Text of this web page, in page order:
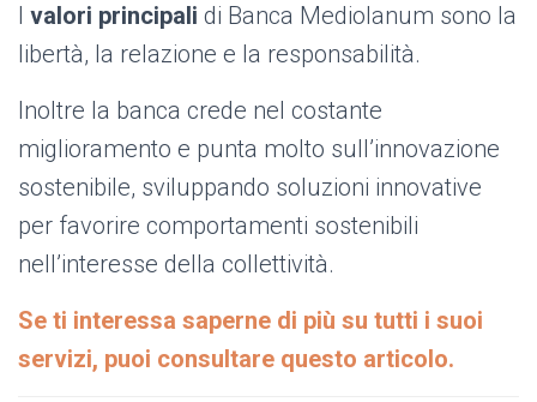
I valori principali di Banca Mediolanum sono la
libertà, la relazione e la responsabilità.
Inoltre la banca crede nel costante
miglioramento e punta molto sull’innovazione
sostenibile, sviluppando soluzioni innovative
per favorire comportamenti sostenibili
nell’interesse della collettività.
Se ti interessa saperne di più su tutti i suoi
servizi, puoi consultare questo articolo.